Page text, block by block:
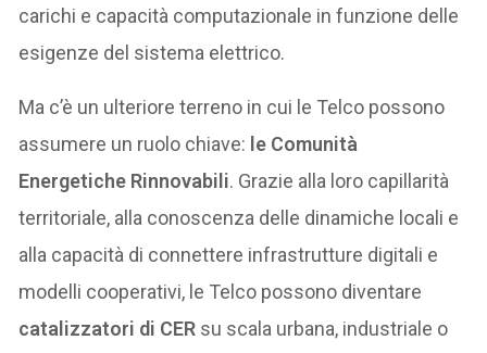
carichi e capacità computazionale in funzione delle
esigenze del sistema elettrico.
Ma c’è un ulteriore terreno in cui le Telco possono
assumere un ruolo chiave: le Comunità
Energetiche Rinnovabili. Grazie alla loro capillarità
territoriale, alla conoscenza delle dinamiche locali e
alla capacità di connettere infrastrutture digitali e
modelli cooperativi, le Telco possono diventare
catalizzatori di CER su scala urbana, industriale o